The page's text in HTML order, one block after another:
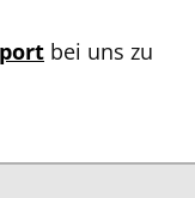
bei uns zu